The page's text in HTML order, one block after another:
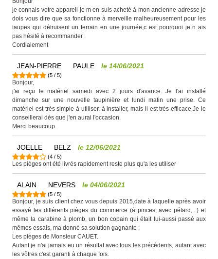
je connais votre appareil je m en suis acheté à mon ancienne adresse je
dois vous dire que sa fonctionne à merveille malheureusement pour les
taupes qui détruisent un terrain en une journée,c est pourquoi je n ais
pas hésité à recommander .
Cordialement
JEAN-PIERRE PAULE le 14/06/2021
(5 / 5)
Bonjour,
j'ai reçu le matériel samedi avec 2 jours d'avance. Je l'ai installé
dimanche sur une nouvelle taupinière et lundi matin une prise. Ce
matériel est très simple à utiliser, à installer, mais il est très efficace.Je le
conseillerai dès que j'en aurai l'occasion.
Merci beaucoup.
JOELLE BELZ le 12/06/2021
(4 / 5)
Les pièges ont été livrés rapidement reste plus qu'a les utiliser
ALAIN NEVERS le 04/06/2021
(5 / 5)
Bonjour, je suis client chez vous depuis 2015,date à laquelle après avoir
essayé les différents pièges du commerce (à pinces, avec pétard,...) et
même la carabine à plomb, un bon copain qui était lui-aussi passé aux
mêmes essais, ma donné sa solution gagnante :
Les pièges de Monsieur CAUET.
Autant je n'ai jamais eu un résultat avec tous les précédents, autant avec
les vôtres c'est garanti à chaque fois.